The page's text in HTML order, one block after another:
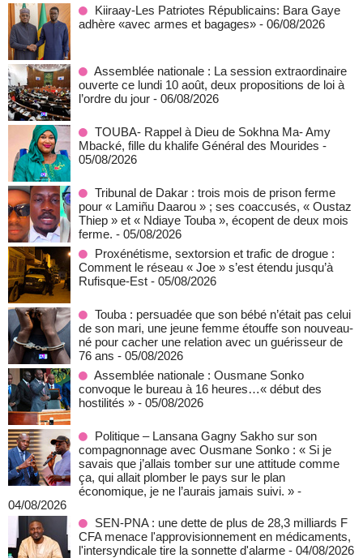
Kiiraay-Les Patriotes Républicains: Bara Gaye
adhère «avec armes et bagages» - 06/08/2026
Assemblée nationale : La session extraordinaire
ouverte ce lundi 10 août, deux propositions de loi à
l’ordre du jour - 06/08/2026
TOUBA- Rappel à Dieu de Sokhna Ma- Amy
Mbacké, fille du khalife Général des Mourides -
05/08/2026
Tribunal de Dakar : trois mois de prison ferme
pour « Lamiñu Daarou » ; ses coaccusés, « Oustaz
Thiep » et « Ndiaye Touba », écopent de deux mois
ferme. - 05/08/2026
Proxénétisme, sextorsion et trafic de drogue :
Comment le réseau « Joe » s’est étendu jusqu’à
Rufisque-Est - 05/08/2026
Touba : persuadée que son bébé n’était pas celui
de son mari, une jeune femme étouffe son nouveau-
né pour cacher une relation avec un guérisseur de
76 ans - 05/08/2026
Assemblée nationale : Ousmane Sonko
convoque le bureau à 16 heures…« début des
hostilités » - 05/08/2026
Politique – Lansana Gagny Sakho sur son
compagnonnage avec Ousmane Sonko : « Si je
savais que j’allais tomber sur une attitude comme
ça, qui allait plomber le pays sur le plan
économique, je ne l’aurais jamais suivi. » -
04/08/2026
SEN-PNA : une dette de plus de 28,3 milliards F
CFA menace l'approvisionnement en médicaments,
l'intersyndicale tire la sonnette d'alarme - 04/08/2026